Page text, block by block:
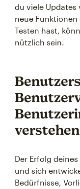
du viele
neue
Testen hast,
nützlich sein.
verstehen
Der Erfolg
und sich
Bedürfnisse,